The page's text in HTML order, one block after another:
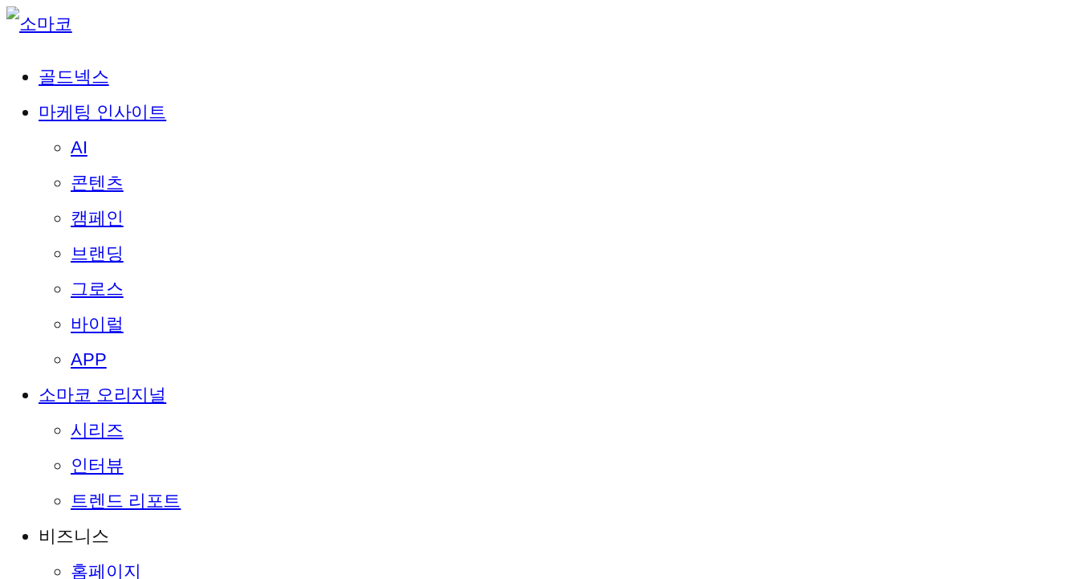
골드넥스
마케팅 인사이트
AI
콘텐츠
캠페인
브랜딩
그로스
바이럴
APP
소마코 오리지널
시리즈
인터뷰
트렌드 리포트
비즈니스
홈페이지